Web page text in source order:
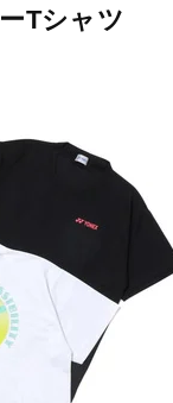
Tシャツ